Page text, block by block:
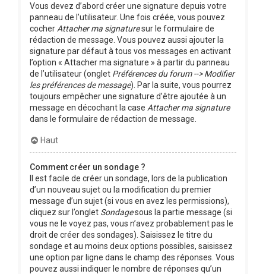
Vous devez d’abord créer une signature depuis votre
panneau de l’utilisateur. Une fois créée, vous pouvez
cocher Attacher ma signaturesur le formulaire de
rédaction de message. Vous pouvez aussi ajouter la
signature par défaut à tous vos messages en activant
l’option « Attacher ma signature » à partir du panneau
de l’utilisateur (onglet Préférences du forum --> Modifier
les préférences de message). Par la suite, vous pourrez
toujours empêcher une signature d’être ajoutée à un
message en décochant la case Attacher ma signature
dans le formulaire de rédaction de message.
Haut
Comment créer un sondage ?
Il est facile de créer un sondage, lors de la publication
d’un nouveau sujet ou la modification du premier
message d’un sujet (si vous en avez les permissions),
cliquez sur l’onglet Sondagesous la partie message (si
vous ne le voyez pas, vous n’avez probablement pas le
droit de créer des sondages). Saisissez le titre du
sondage et au moins deux options possibles, saisissez
une option par ligne dans le champ des réponses. Vous
pouvez aussi indiquer le nombre de réponses qu’un